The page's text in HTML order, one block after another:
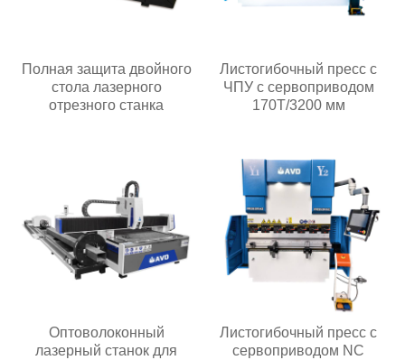
Полная защита двойного
стола лазерного
отрезного станка
Листогибочный пресс с
ЧПУ с сервоприводом
170T/3200 мм
Оптоволоконный
лазерный станок для
Листогибочный пресс с
сервоприводом NC